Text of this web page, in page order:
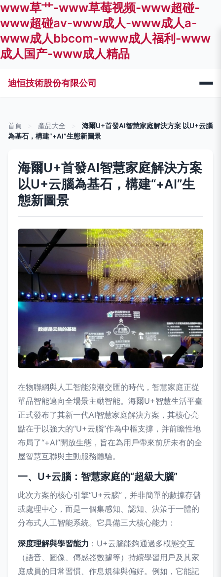
www草艹-www草莓视频-www超碰-
www超碰av-www成人-www成人a-
www成人bbcom-www成人福利-www
成人国产-www成人精品
迪恒技術股份有限公司
首頁 產品大全
海爾U+首發AI智慧家庭解決方案 以U+云腦
為基石，構建“+AI”生態新圖景
海爾U+首發AI智慧家庭解決方案
以U+云腦為基石，構建“+AI”生
態新圖景
在物聯網與人工智能浪潮交匯的時代，智慧家庭正從
單品智能邁向全場景主動智能。海爾U+智慧生活平臺
正式發布了其新一代AI智慧家庭解決方案，其核心亮
點在于以強大的“U+云腦”作為中樞支撐，并前瞻性地
布局了“+AI”開放生態，旨在為用戶帶來前所未有的全
屋智慧互聯與主動服務體驗。
一、U+云腦：智慧家庭的“超級大腦”
此次方案的核心引擎“U+云腦”，并非簡單的數據存儲
或處理中心，而是一個集感知、認知、決策于一體的
分布式人工智能系統。它具備三大核心能力：
深度理解與學習能力 ：U+云腦能夠通過多模態交互
（語音、圖像、傳感器數據等）持續學習用戶及其家
庭成員的日常習慣、作息規律與偏好。例如，它能記